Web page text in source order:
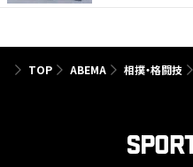
TOP ABEMA 相撲・格闘技